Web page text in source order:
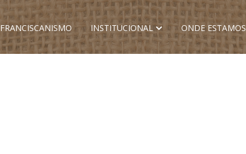
FRANCISCANISMO INSTITUCIONAL ONDE ESTAMOS